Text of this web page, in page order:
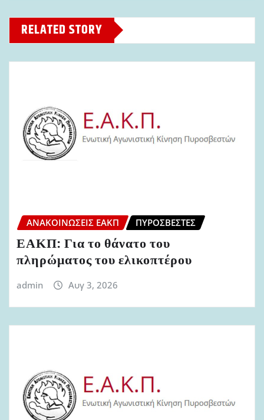
RELATED STORY
ΑΝΑΚΟΙΝΏΣΕΙΣ ΕΑΚΠ ΠΥΡΟΣΒΈΣΤΕΣ
ΕΑΚΠ: Για το θάνατο του
πληρώματος του ελικοπτέρου
admin Αυγ 3, 2026